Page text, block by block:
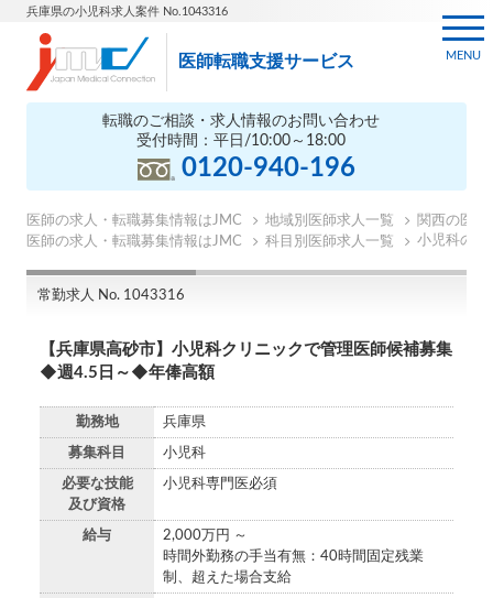
兵庫県の小児科求人案件 No.1043316
医師転職支援サービス
転職のご相談・求人情報のお問い合わせ
受付時間：平日/10:00～18:00
0120-940-196
MENU
医師の求人・転職募集情報はJMC 地域別医師求人一覧
関西の医師
医師の求人・転職募集情報はJMC
科目別医師求人一覧 小児科の医
常勤求人 No. 1043316
【兵庫県高砂市】小児科クリニックで管理医師候補募集
◆週4.5日～◆年俸高額
勤務地 兵庫県
募集科目 小児科
必要な技能
及び資格
小児科専門医必須
給与
2,000万円 ～
時間外勤務の手当有無：40時間固定残業
制、超えた場合支給